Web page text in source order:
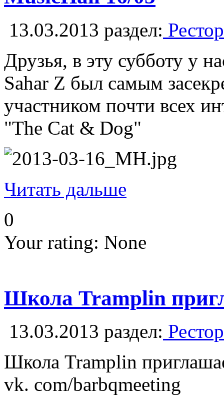
13.03.2013 раздел:
Друзья, в эту субботу у
Sahar Z был самым
участником почти всех
"The Cat & Dog"
Читать дальше
0
Your rating: None
Школа Tramplin
13.03.2013 раздел:
Школа Tramplin
vk. com/barbqmeeting